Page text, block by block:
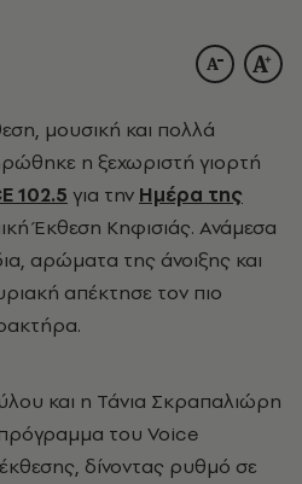
μουσική και πολλά
η ξεχωριστή γιορτή
102.5 για την Ημέρα της
Έκθεση Κηφισιάς. Ανάμεσα
αρώματα της άνοιξης και
απέκτησε τον πιο
και η Τάνια Σκραπαλιώρη
του Voice
δίνοντας ρυθμό σε